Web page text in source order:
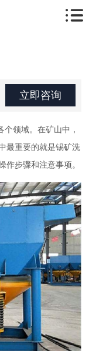
立即咨询
领域。在矿山中，
最重要的就是锡矿洗
作步骤和注意事项。